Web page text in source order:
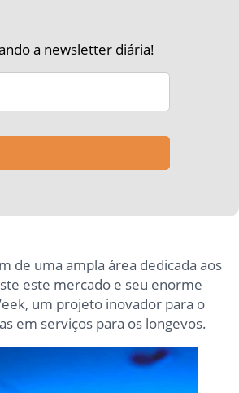
a newsletter diária!
de uma ampla área dedicada aos
este mercado e seu enorme
um projeto inovador para o
em serviços para os longevos.